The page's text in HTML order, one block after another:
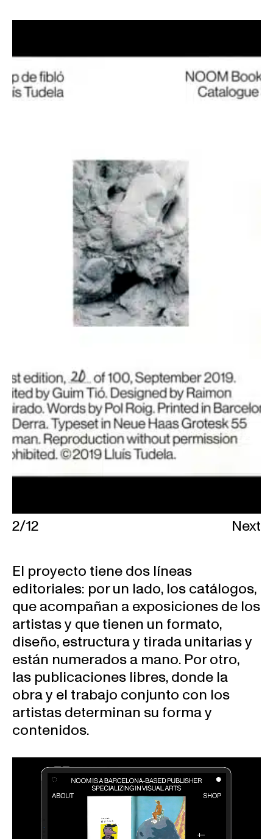
Next
2/12
El proyecto tiene dos líneas
editoriales: por un lado, los catálogos,
que acompañan a exposiciones de los
artistas y que tienen un formato,
diseño, estructura y tirada unitarias y
están numerados a mano. Por otro,
las publicaciones libres, donde la
obra y el trabajo conjunto con los
artistas determinan su forma y
contenidos.